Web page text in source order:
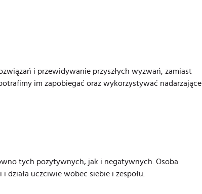
i przewidywanie przyszłych wyzwań, zamiast
im zapobiegać oraz wykorzystywać nadarzające
tych pozytywnych, jak i negatywnych. Osoba
uczciwie wobec siebie i zespołu.